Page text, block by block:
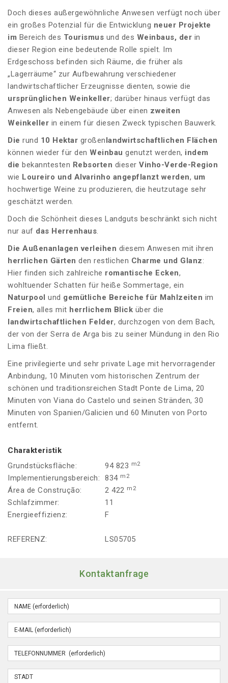
Doch dieses außergewöhnliche Anwesen verfügt noch über
ein großes Potenzial für die Entwicklung neuer Projekte
im Bereich des Tourismus und des Weinbaus, der in
dieser Region eine bedeutende Rolle spielt. Im
Erdgeschoss befinden sich Räume, die früher als
„Lagerräume“ zur Aufbewahrung verschiedener
landwirtschaftlicher Erzeugnisse dienten, sowie die
ursprünglichen Weinkeller; darüber hinaus verfügt das
Anwesen als Nebengebäude über einen zweiten
Weinkeller in einem für diesen Zweck typischen Bauwerk.
Die rund 10 Hektar großenlandwirtschaftlichen Flächen
können wieder für den Weinbau genutzt werden, indem
die bekanntesten Rebsorten dieser Vinho-Verde-Region
wie Loureiro und Alvarinho angepflanzt werden, um
hochwertige Weine zu produzieren, die heutzutage sehr
geschätzt werden.
Doch die Schönheit dieses Landguts beschränkt sich nicht
nur auf das Herrenhaus.
Die Außenanlagen verleihen diesem Anwesen mit ihren
herrlichen Gärten den restlichen Charme und Glanz:
Hier finden sich zahlreiche romantische Ecken,
wohltuender Schatten für heiße Sommertage, ein
Naturpool und gemütliche Bereiche für Mahlzeiten im
Freien, alles mit herrlichem Blick über die
landwirtschaftlichen Felder, durchzogen von dem Bach,
der von der Serra de Arga bis zu seiner Mündung in den Rio
Lima fließt.
Eine privilegierte und sehr private Lage mit hervorragender
Anbindung, 10 Minuten vom historischen Zentrum der
schönen und traditionsreichen Stadt Ponte de Lima, 20
Minuten von Viana do Castelo und seinen Stränden, 30
Minuten von Spanien/Galicien und 60 Minuten von Porto
entfernt.
Charakteristik
Grundstücksfläche:
94 823 m2
Implementierungsbereich: 834 m2
Área de Construção: 2 422 m2
Schlafzimmer:
11
Energieeffizienz:
F
REFERENZ: LS05705
Kontaktanfrage